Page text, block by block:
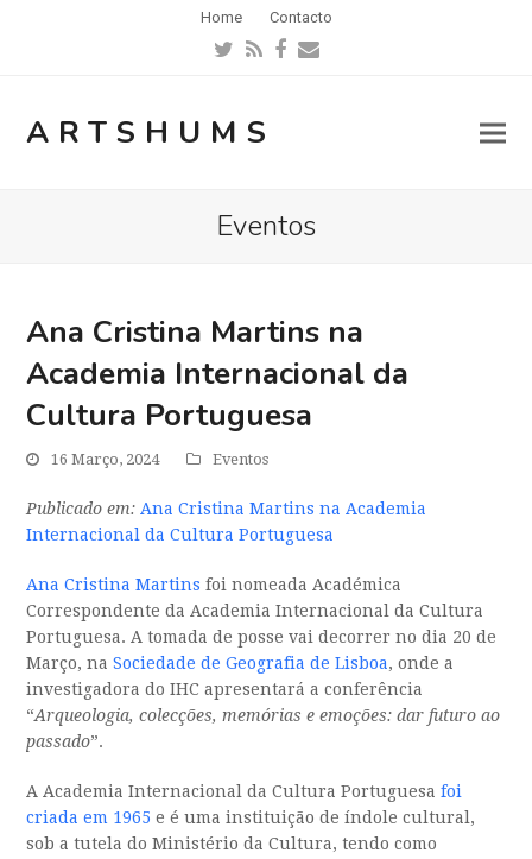
Home Contacto
Twitter
RSSFacebook
Email
ARTSHUMS
Eventos
Ana Cristina Martins na
Academia Internacional da
Cultura Portuguesa
16 Março, 2024 Eventos
Publicado em: Ana Cristina Martins na Academia
Internacional da Cultura Portuguesa
Ana Cristina Martins foi nomeada Académica
Correspondente da Academia Internacional da Cultura
Portuguesa. A tomada de posse vai decorrer no dia 20 de
Março, naSociedade de Geografia de Lisboa, onde a
investigadora do IHC apresentará a conferência
“Arqueologia, colecções, memórias e emoções: dar futuro ao
passado”.
A Academia Internacional da Cultura Portuguesafoi
criada em 1965 e é uma instituição de índole cultural,
sob a tutela do Ministério da Cultura, tendo como